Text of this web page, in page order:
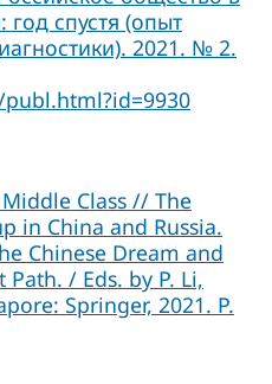
спустя (опыт
2021. № 2.
Class // The
in China and Russia.
Chinese Dream and
Path. / Eds. by P. Li,
Springer, 2021. P.